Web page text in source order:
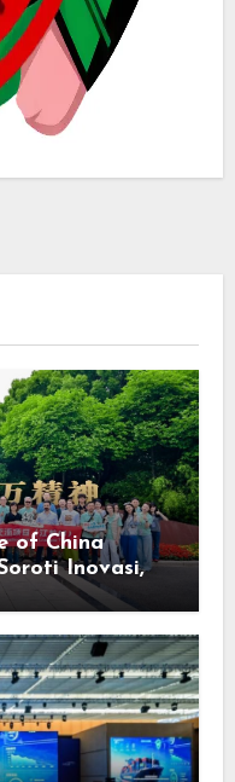
of China
Inovasi,